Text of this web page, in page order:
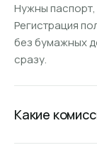
Нужны паспорт,
Регистрация
без бумажных
сразу.
Какие